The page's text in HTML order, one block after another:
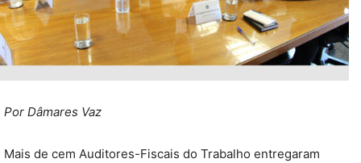
Por Dâmares Vaz
Mais de cem Auditores-Fiscais do Trabalho entregaram